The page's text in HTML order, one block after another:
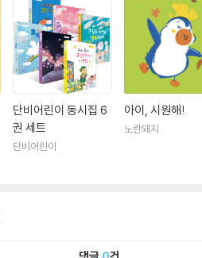
단비어린이 동시집 6
권 세트
단비어린이
아이, 시원해!
노란돼지